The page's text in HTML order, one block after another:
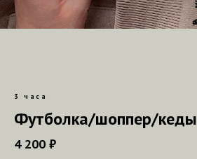
3 часа
Футболка/шоппер/кеды
4 200 ₽